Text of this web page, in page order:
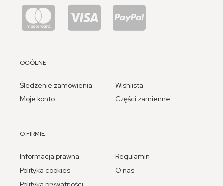
OGÓLNE
Śledzenie zamówienia
Moje konto
Wishlista
Części zamienne
O FIRMIE
Informacja prawna
Polityka cookies
Polityka prywatności
Regulamin
O nas